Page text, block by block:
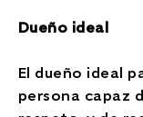
Dueño ideal
El dueño ideal
persona capaz